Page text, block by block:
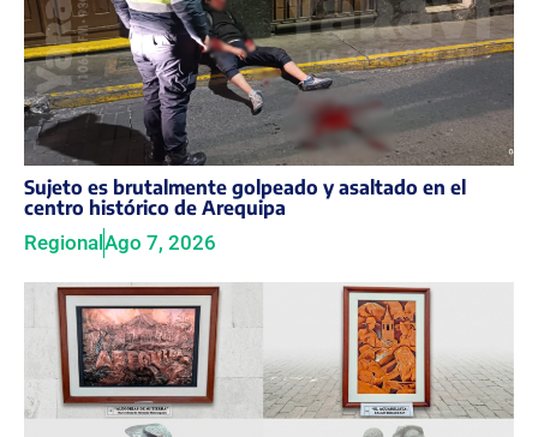
Sujeto es brutalmente golpeado y asaltado en el
centro histórico de Arequipa
Regional Ago 7, 2026